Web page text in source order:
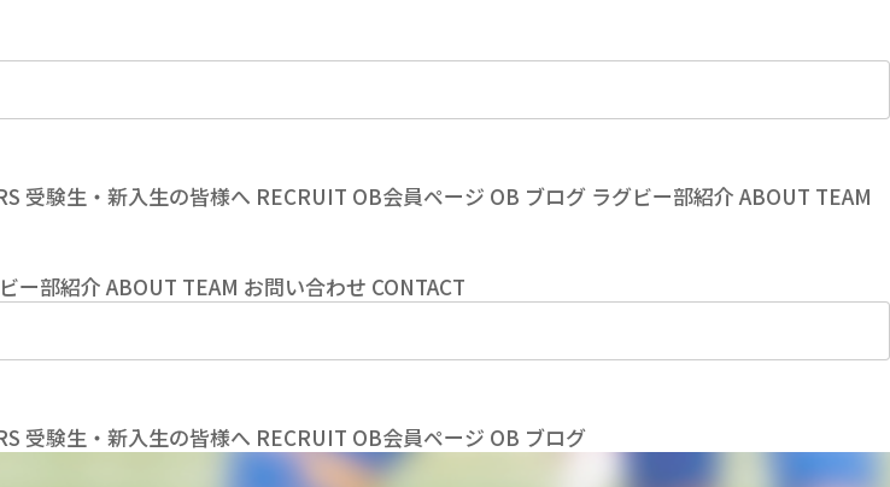
受験生・新入生の皆様へ RECRUIT OB会員ページ OB ブログ ラグビー部紹介 ABOUT TEAM
ー部紹介 ABOUT TEAM お問い合わせ CONTACT
受験生・新入生の皆様へ RECRUIT OB会員ページ OB ブログ